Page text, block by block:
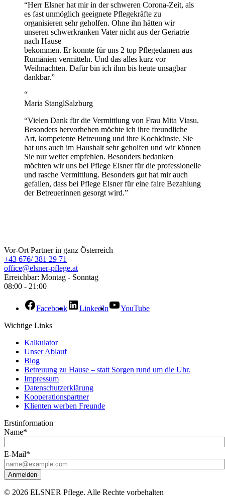
“Herr Elsner hat mir in der schweren Corona-Zeit, als
es fast unmöglich geeignete Pflegekräfte zu
organisieren sehr geholfen. Ohne ihn hätten wir
unseren schwerkranken Vater nicht aus der Geriatrie
nach Hause
bekommen. Er konnte für uns 2 top Pflegedamen aus
Rumänien vermitteln. Und das alles kurz vor
Weihnachten. Dafür bin ich ihm bis heute unsagbar
dankbar.”
“
Maria StanglSalzburg
“Vielen Dank für die Vermittlung von Frau Mita Viasu.
Besonders hervorheben möchte ich ihre freundliche
Art, kompetente Betreuung und ihre Kochkünste. Sie
hat uns auch im Haushalt sehr geholfen und wir können
Sie nur weiter empfehlen. Besonders bedanken
möchten wir uns bei Pflege Elsner für die professionelle
und rasche Vermittlung. Besonders gut hat mir auch
gefallen, dass bei Pflege Elsner für eine faire Bezahlung
der Betreuerinnen gesorgt wird.”
Vor-Ort Partner in ganz Österreich
+43 676/ 381 29 71
office@elsner-pflege.at
Erreichbar: Montag - Sonntag
08:00 - 21:00
Facebook LinkedIn
YouTube
Wichtige Links
Kalkulator
Unser Ablauf
Blog
Betreuung zu Hause – statt Sorgen rund um die Uhr.
Impressum
Datenschutzerklärung
Kooperationspartner
Klienten werben Freunde
Erstinformation
Name*
E-Mail*
Anmelden
© 2026 ELSNER Pflege. Alle Rechte vorbehalten